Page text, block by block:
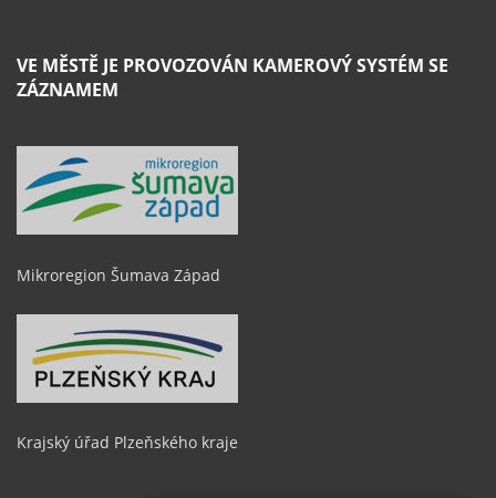
VE MĚSTĚ JE PROVOZOVÁN KAMEROVÝ SYSTÉM SE
ZÁZNAMEM
Mikroregion Šumava Západ
Krajský úřad Plzeňského kraje